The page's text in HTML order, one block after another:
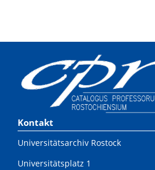
Kontakt
Universitätsarchiv Rostock
Universitätsplatz 1